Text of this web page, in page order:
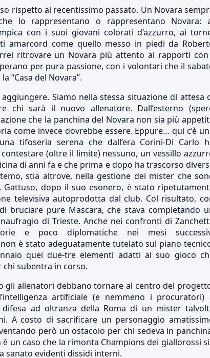
rispetto al recentissimo passato. Un Novara
lo rappresentano o rappresentano Novara:
con i suoi giovani colorati d’azzurro, ai
amarcord come quello messo in piedi da
ritrovare un Novara più attento ai rapporti
per pura passione, con i volontari che il
“Casa del Novara”.
Siamo nella stessa situazione di attesa
chi sarà il nuovo allenatore. Dall’esterno
che la panchina del Novara non sia più
come invece dovrebbe essere. Eppure… qui c’è
tifoseria serena che dall’era Corini-Di Carlo
(oltre il limite) nessuno, un vessillo
di anni fa e che prima e dopo ha trascorso
stia altrove, nella gestione dei mister che
dopo il suo esonero, è stato
televisiva autoprodotta dal club. Col risultato,
bruciare pure Mascara, che stava completando
di Trieste. Anche nei confronti di
e poco diplomatiche nei mesi
è stato adeguatamente tutelato sul piano
quei due-tre elementi adatti al suo gioco
subentra in corso.
gli allenatori debbano tornare al centro del
artificiale (e nemmeno i procuratori)
ad oltranza della Roma di un mister
A costo di sacrificare un personaggio
però un ostacolo per chi sedeva in
un caso che la rimonta Champions dei giallorossi
sanato evidenti dissidi interni.